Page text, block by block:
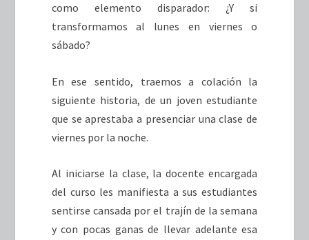
como elemento disparador: ¿Y si
transformamos al lunes en viernes o
sábado?
En ese sentido, traemos a colación la
siguiente historia, de un joven estudiante
que se aprestaba a presenciar una clase de
viernes por la noche.
Al iniciarse la clase, la docente encargada
del curso les manifiesta a sus estudiantes
sentirse cansada por el trajín de la semana
y con pocas ganas de llevar adelante esa